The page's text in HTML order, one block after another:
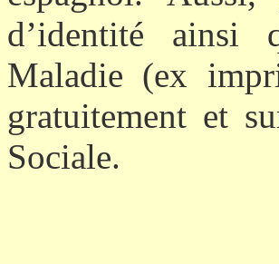
d’identité ainsi
Maladie (ex
gratuitement et
Sociale.